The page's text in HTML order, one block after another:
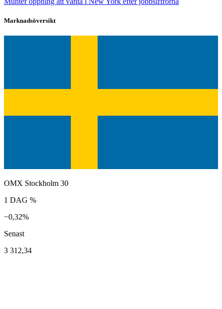
Marknadsöversikt
OMX Stockholm 30
1 DAG %
−0,32%
Senast
3 312,34